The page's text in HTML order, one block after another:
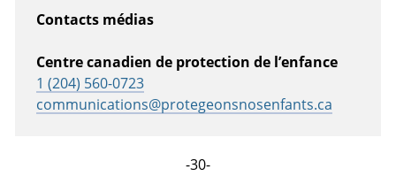
Contacts médias
Centre canadien de protection de l’enfance
1 (204) 560-0723
communications@protegeonsnosenfants.ca
-30-